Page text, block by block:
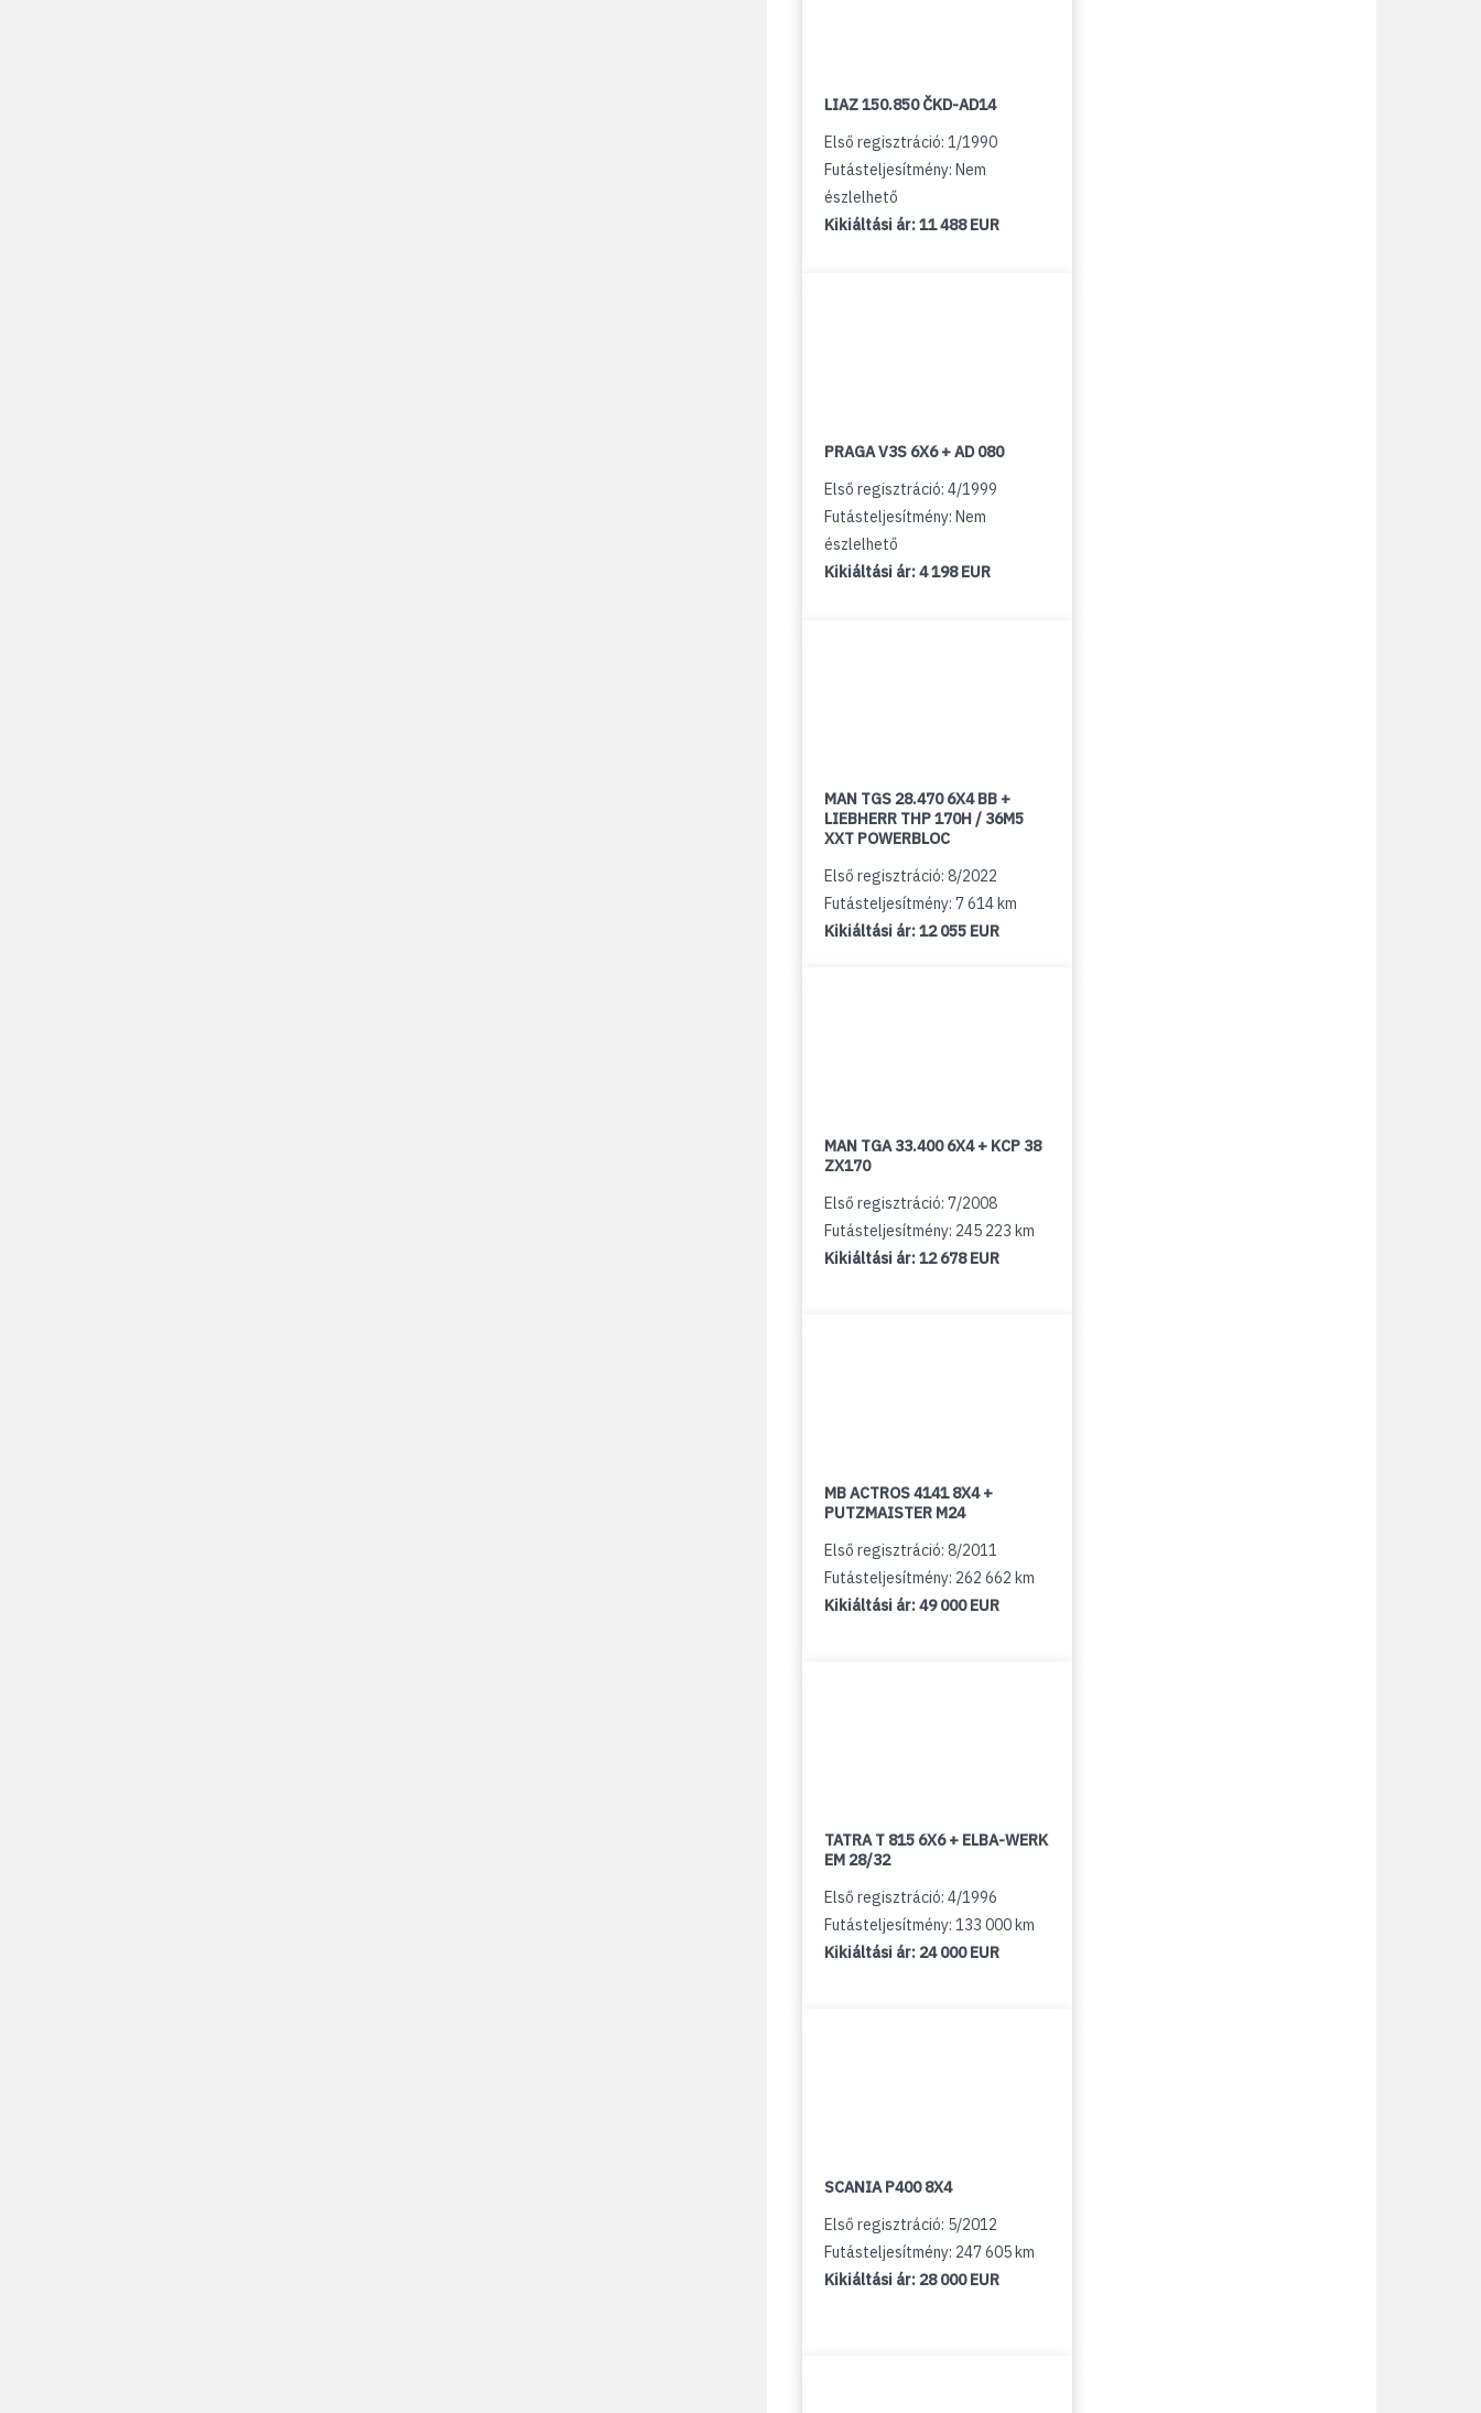
LIAZ 150.850 ČKD-AD14
Első regisztráció: 1/1990
Futásteljesítmény: Nem
észlelhető
Kikiáltási ár:11 488 EUR
PRAGA V3S 6X6 + AD 080
Első regisztráció: 4/1999
Futásteljesítmény: Nem
észlelhető
Kikiáltási ár:4 198 EUR
MAN TGS 28.470 6X4 BB +
LIEBHERR THP 170H / 36M5
XXT POWERBLOC
Első regisztráció: 8/2022
Futásteljesítmény: 7 614 km
Kikiáltási ár:12 055 EUR
MAN TGA 33.400 6X4 + KCP 38
ZX170
Első regisztráció: 7/2008
Futásteljesítmény: 245 223 km
Kikiáltási ár:12 678 EUR
MB ACTROS 4141 8X4 +
PUTZMAISTER M24
Első regisztráció: 8/2011
Futásteljesítmény: 262 662 km
Kikiáltási ár:49 000 EUR
TATRA T 815 6X6 + ELBA-WERK
EM 28/32
Első regisztráció: 4/1996
Futásteljesítmény: 133 000 km
Kikiáltási ár: 24 000 EUR
SCANIA P400 8X4
Első regisztráció: 5/2012
Futásteljesítmény: 247 605 km
Kikiáltási ár: 28 000 EUR